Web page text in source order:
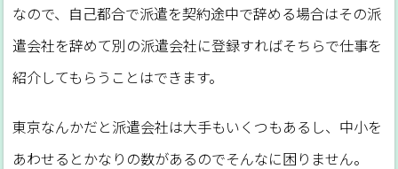
なので、自己都合で派遣を契約途中で辞める場合はその派
遣会社を辞めて別の派遣会社に登録すればそちらで仕事を
紹介してもらうことはできます。
東京なんかだと派遣会社は大手もいくつもあるし、中小を
あわせるとかなりの数があるのでそんなに困りません。